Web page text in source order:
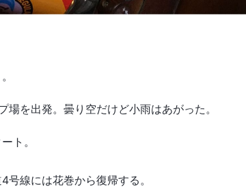
を出発。曇り空だけど小雨はあがった。
ト。
線には花巻から復帰する。